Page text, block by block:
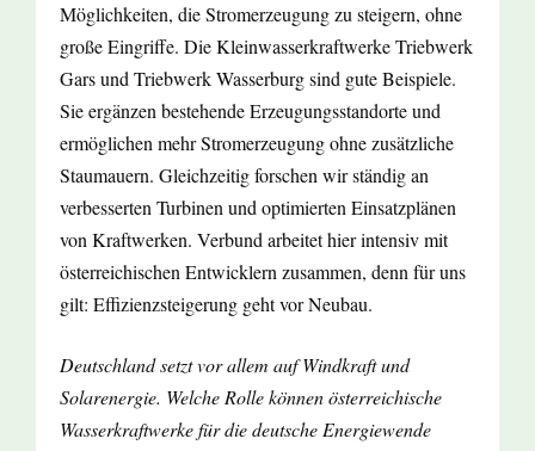
Möglichkeiten, die Stromerzeugung zu steigern, ohne
große Eingriffe. Die Kleinwasserkraftwerke Triebwerk
Gars und Triebwerk Wasserburg sind gute Beispiele.
Sie ergänzen bestehende Erzeugungsstandorte und
ermöglichen mehr Stromerzeugung ohne zusätzliche
Staumauern. Gleichzeitig forschen wir ständig an
verbesserten Turbinen und optimierten Einsatzplänen
von Kraftwerken. Verbund arbeitet hier intensiv mit
österreichischen Entwicklern zusammen, denn für uns
gilt: Effizienzsteigerung geht vor Neubau.
Deutschland setzt vor allem auf Windkraft und
Solarenergie. Welche Rolle können österreichische
Wasserkraftwerke für die deutsche Energiewende